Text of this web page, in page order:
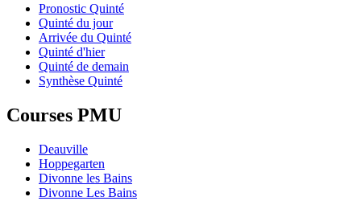
Pronostic Quinté
Quinté du jour
Arrivée du Quinté
Quinté d'hier
Quinté de demain
Synthèse Quinté
Courses PMU
Deauville
Hoppegarten
Divonne les Bains
Divonne Les Bains